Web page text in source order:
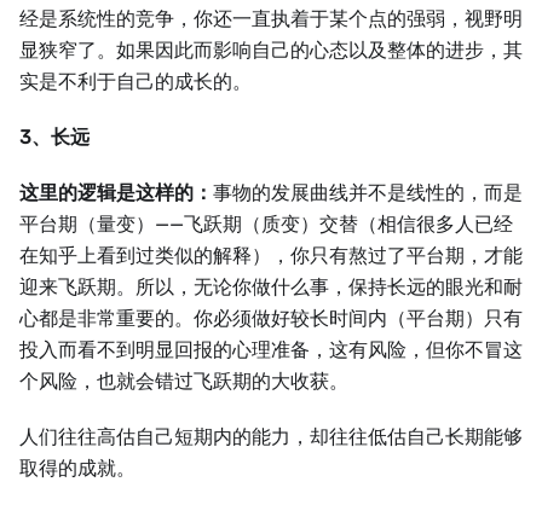
经是系统性的竞争，你还一直执着于某个点的强弱，视野明
显狭窄了。如果因此而影响自己的心态以及整体的进步，其
实是不利于自己的成长的。
3、长远
这里的逻辑是这样的： 事物的发展曲线并不是线性的，而是
平台期（量变）——飞跃期（质变）交替（相信很多人已经
在知乎上看到过类似的解释），你只有熬过了平台期，才能
迎来飞跃期。所以，无论你做什么事，保持长远的眼光和耐
心都是非常重要的。你必须做好较长时间内（平台期）只有
投入而看不到明显回报的心理准备，这有风险，但你不冒这
个风险，也就会错过飞跃期的大收获。
人们往往高估自己短期内的能力，却往往低估自己长期能够
取得的成就。